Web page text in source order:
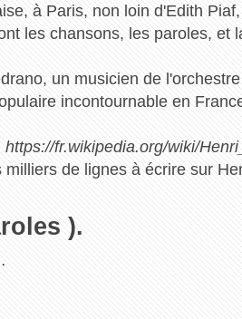
à Paris, non loin d'Edith
les chansons, les paroles, et
un musicien de
incontournable en
https://fr.wikipedia.org/wiki/
de lignes à écrire sur
).